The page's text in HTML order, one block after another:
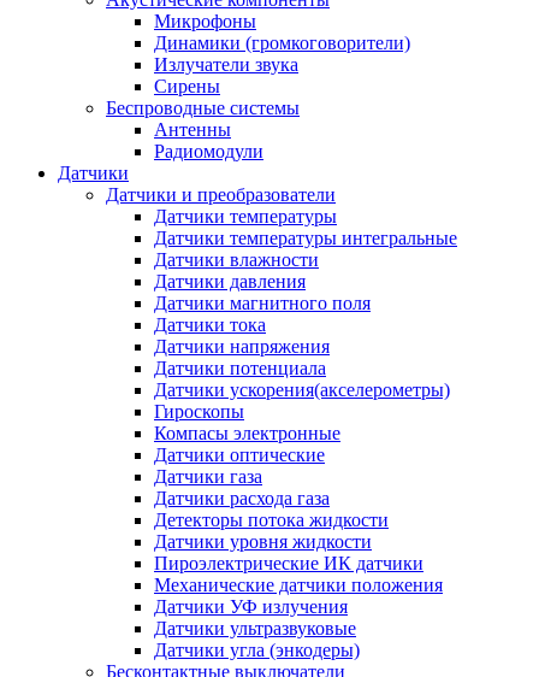
Микрофоны
Динамики (громкоговорители)
Излучатели звука
Сирены
Беспроводные системы
Антенны
Радиомодули
Датчики
Датчики и преобразователи
Датчики температуры
Датчики температуры интегральные
Датчики влажности
Датчики давления
Датчики магнитного поля
Датчики тока
Датчики напряжения
Датчики потенциала
Датчики ускорения(акселерометры)
Гироскопы
Компасы электронные
Датчики оптические
Датчики газа
Датчики расхода газа
Детекторы потока жидкости
Датчики уровня жидкости
Пироэлектрические ИК датчики
Механические датчики положения
Датчики УФ излучения
Датчики ультразвуковые
Датчики угла (энкодеры)
Бесконтактные выключатели